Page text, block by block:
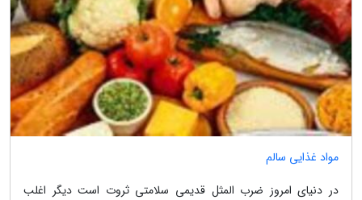
مواد غذایی سالم
در دنیای امروز ضرب المثل قدیمی سلامتی ثروت است دیگر اغلب